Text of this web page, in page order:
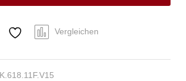
Vergleichen